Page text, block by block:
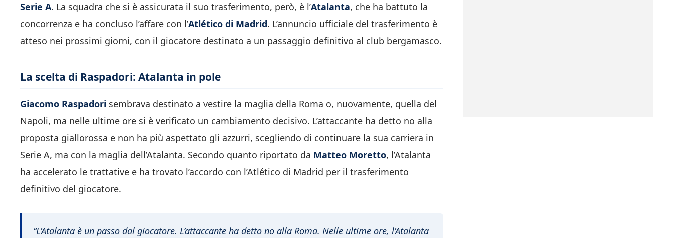
Serie A. La squadra che si è assicurata il suo trasferimento, però, è l’Atalanta, che ha battuto la
concorrenza e ha concluso l’affare con l’Atlético di Madrid. L’annuncio ufficiale del trasferimento è
atteso nei prossimi giorni, con il giocatore destinato a un passaggio definitivo al club bergamasco.
La scelta di Raspadori: Atalanta in pole
Giacomo Raspadori sembrava destinato a vestire la maglia della Roma o, nuovamente, quella del
Napoli, ma nelle ultime ore si è verificato un cambiamento decisivo. L’attaccante ha detto no alla
proposta giallorossa e non ha più aspettato gli azzurri, scegliendo di continuare la sua carriera in
Serie A, ma con la maglia dell’Atalanta. Secondo quanto riportato da Matteo Moretto, l’Atalanta
ha accelerato le trattative e ha trovato l’accordo con l’Atlético di Madrid per il trasferimento
definitivo del giocatore.
“L’Atalanta è un passo dal giocatore. L’attaccante ha detto no alla Roma. Nelle ultime ore, l’Atalanta